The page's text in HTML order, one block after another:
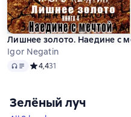
Лишнее золото. Наедине с
Igor Negatin
Audio Средний рейтинг 4,4 на
4,431
Зелёный луч